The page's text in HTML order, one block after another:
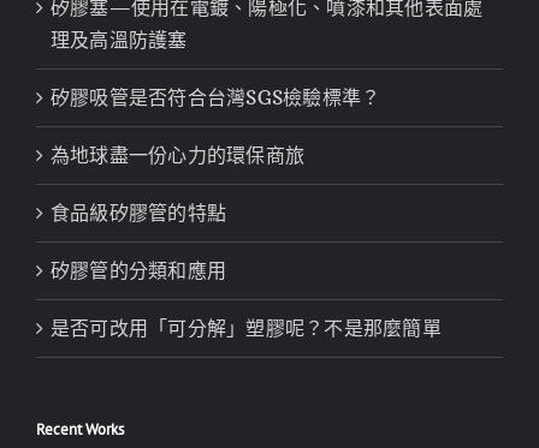
矽膠塞—使用在電鍍、陽極化、噴漆和其他表面處
理及高溫防護塞
矽膠吸管是否符合台灣SGS檢驗標準？
為地球盡一份心力的環保商旅
食品級矽膠管的特點
矽膠管的分類和應用
是否可改用「可分解」塑膠呢？不是那麼簡單
Recent Works